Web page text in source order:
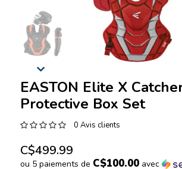
EASTON Elite X
Protective Box Set
0 Avis clients
C$499.99
ou 5 paiements de C$100.00avec